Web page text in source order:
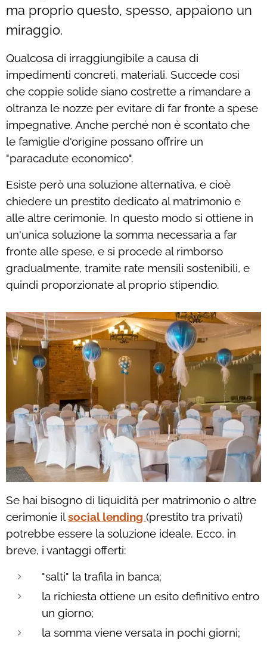
ma proprio questo, spesso, appaiono un
miraggio.
Qualcosa di irraggiungibile a causa di
impedimenti concreti, materiali. Succede così
che coppie solide siano costrette a rimandare a
oltranza le nozze per evitare di far fronte a spese
impegnative. Anche perché non è scontato che
le famiglie d'origine possano offrire un
"paracadute economico".
Esiste però una soluzione alternativa, e cioè
chiedere un prestito dedicato al matrimonio e
alle altre cerimonie. In questo modo si ottiene in
un'unica soluzione la somma necessaria a far
fronte alle spese, e si procede al rimborso
gradualmente, tramite rate mensili sostenibili, e
quindi proporzionate al proprio stipendio.
Se hai bisogno di liquidità per matrimonio o altre
cerimonie ilsocial lending (prestito tra privati)
potrebbe essere la soluzione ideale. Ecco, in
breve, i vantaggi offerti:
"salti" la trafila in banca;
la richiesta ottiene un esito definitivo entro
un giorno;
la somma viene versata in pochi giorni;